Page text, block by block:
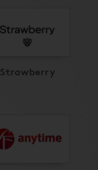
Strawberry